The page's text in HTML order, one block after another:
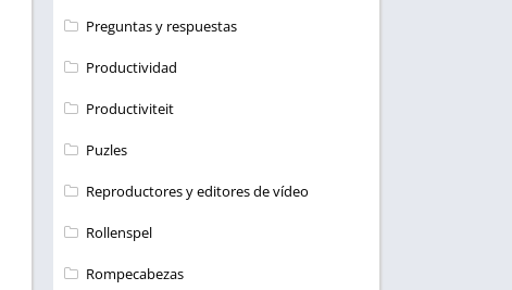
Preguntas y respuestas
Productividad
Productiviteit
Puzles
Reproductores y editores de vídeo
Rollenspel
Rompecabezas